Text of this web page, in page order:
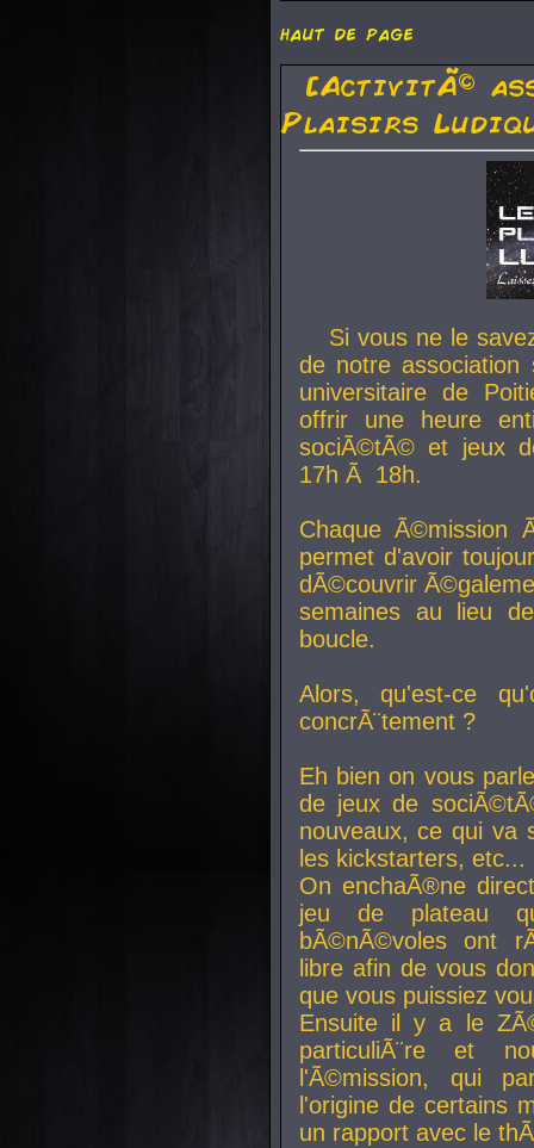
haut de page
[ActivitÃ©
Plaisirs
Si vous ne le
de notre
universitaire de
offrir une heure
sociÃ©tÃ© et jeux
17h Ã 18h.
Chaque Ã©mission
permet d'avoir
dÃ©couvrir
semaines au lieu
boucle.
Alors, qu'est-ce
concrÃ¨tement ?
Eh bien on vous
de jeux de
nouveaux, ce qui va
les kickstarters, etc...
On enchaÃ®ne
jeu de plateau
bÃ©nÃ©voles ont
libre afin de vous
que vous puissiez
Ensuite il y a le
particuliÃ¨re et
l'Ã©mission, qui
l'origine de certains
un rapport avec le